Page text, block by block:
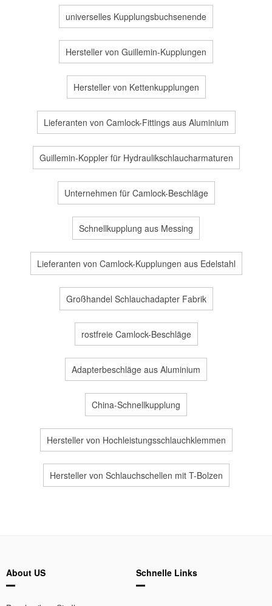
universelles Kupplungsbuchsenende
Hersteller von Guillemin-Kupplungen
Hersteller von Kettenkupplungen
Lieferanten von Camlock-Fittings aus Aluminium
Guillemin-Koppler für Hydraulikschlaucharmaturen
Unternehmen für Camlock-Beschläge
Schnellkupplung aus Messing
Lieferanten von Camlock-Kupplungen aus Edelstahl
Großhandel Schlauchadapter Fabrik
rostfreie Camlock-Beschläge
Adapterbeschläge aus Aluminium
China-Schnellkupplung
Hersteller von Hochleistungsschlauchklemmen
Hersteller von Schlauchschellen mit T-Bolzen
About US Schnelle Links